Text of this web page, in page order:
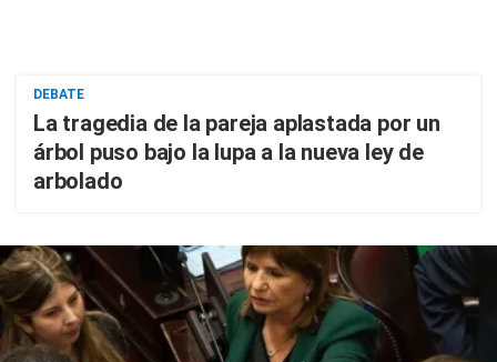
DEBATE
La tragedia de la pareja aplastada por un
árbol puso bajo la lupa a la nueva ley de
arbolado